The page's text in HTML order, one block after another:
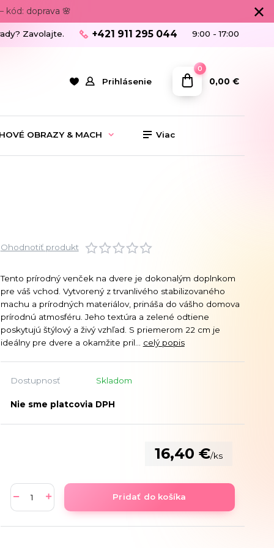
kód: doprava 🌸
Prihlásenie
Zavolajte. +421 911 295 044 9:00 - 17:00
0
0,00 €
OBRAZY & MACH Viac
Ohodnotiť produkt
Tento prírodný venček na dvere je dokonalým doplnkom
pre váš vchod. Vytvorený z trvanlivého stabilizovaného
machu a prírodných materiálov, prináša do vášho domova
prírodnú atmosféru. Jeho textúra a zelené odtiene
poskytujú štýlový a živý vzhľad. S priemerom 22 cm je
ideálny pre dvere a okamžite pril... celý popis
Dostupnosť Skladom
Nie sme platcovia DPH
16,40 €/ks
Pridať do košíka